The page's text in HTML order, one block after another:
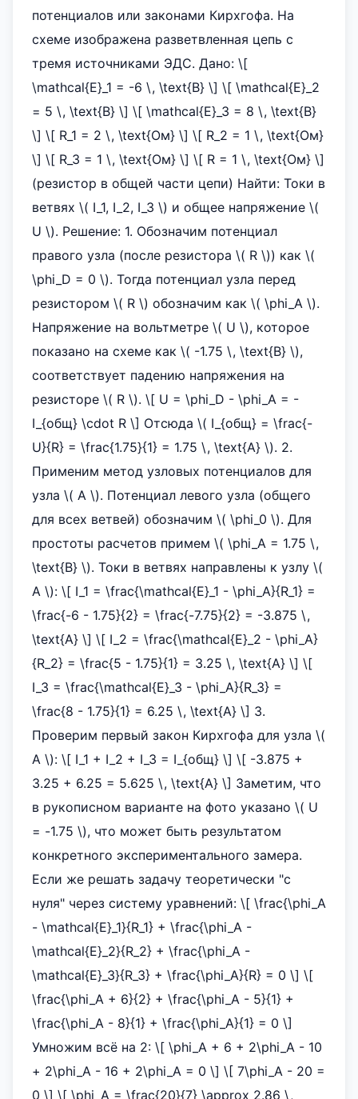
потенциалов или законами Кирхгофа. На
схеме изображена разветвленная цепь с
тремя источниками ЭДС. Дано: \[
\mathcal{E}_1 = -6 \, \text{В} \] \[ \mathcal{E}_2
= 5 \, \text{В} \] \[ \mathcal{E}_3 = 8 \, \text{В}
\] \[ R_1 = 2 \, \text{Ом} \] \[ R_2 = 1 \, \text{Ом}
\] \[ R_3 = 1 \, \text{Ом} \] \[ R = 1 \, \text{Ом} \]
(резистор в общей части цепи) Найти: Токи в
ветвях \( I_1, I_2, I_3 \) и общее напряжение \(
U \). Решение: 1. Обозначим потенциал
правого узла (после резистора \( R \)) как \(
\phi_D = 0 \). Тогда потенциал узла перед
резистором \( R \) обозначим как \( \phi_A \).
Напряжение на вольтметре \( U \), которое
показано на схеме как \( -1.75 \, \text{В} \),
соответствует падению напряжения на
резисторе \( R \). \[ U = \phi_D - \phi_A = -
I_{общ} \cdot R \] Отсюда \( I_{общ} = \frac{-
U}{R} = \frac{1.75}{1} = 1.75 \, \text{А} \). 2.
Применим метод узловых потенциалов для
узла \( A \). Потенциал левого узла (общего
для всех ветвей) обозначим \( \phi_0 \). Для
простоты расчетов примем \( \phi_A = 1.75 \,
\text{В} \). Токи в ветвях направлены к узлу \(
A \): \[ I_1 = \frac{\mathcal{E}_1 - \phi_A}{R_1} =
\frac{-6 - 1.75}{2} = \frac{-7.75}{2} = -3.875 \,
\text{А} \] \[ I_2 = \frac{\mathcal{E}_2 - \phi_A}
{R_2} = \frac{5 - 1.75}{1} = 3.25 \, \text{А} \] \[
I_3 = \frac{\mathcal{E}_3 - \phi_A}{R_3} =
\frac{8 - 1.75}{1} = 6.25 \, \text{А} \] 3.
Проверим первый закон Кирхгофа для узла \(
A \): \[ I_1 + I_2 + I_3 = I_{общ} \] \[ -3.875 +
3.25 + 6.25 = 5.625 \, \text{А} \] Заметим, что
в рукописном варианте на фото указано \( U
= -1.75 \), что может быть результатом
конкретного экспериментального замера.
Если же решать задачу теоретически "с
нуля" через систему уравнений: \[ \frac{\phi_A
- \mathcal{E}_1}{R_1} + \frac{\phi_A -
\mathcal{E}_2}{R_2} + \frac{\phi_A -
\mathcal{E}_3}{R_3} + \frac{\phi_A}{R} = 0 \] \[
\frac{\phi_A + 6}{2} + \frac{\phi_A - 5}{1} +
\frac{\phi_A - 8}{1} + \frac{\phi_A}{1} = 0 \]
Умножим всё на 2: \[ \phi_A + 6 + 2\phi_A - 10
+ 2\phi_A - 16 + 2\phi_A = 0 \] \[ 7\phi_A - 20 =
0 \] \[ \phi_A = \frac{20}{7} \approx 2.86 \,